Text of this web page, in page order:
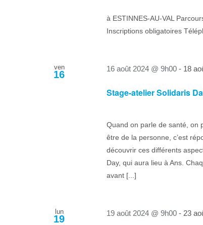
à ESTINNES-AU-VAL
Inscriptions obligatoires
ven
16
Stage-atelier Solidaris
16 août 2024 @ 9h00- 18
Quand on parle de santé, on
être de la personne, c’est
découvrir ces différents
Day, qui aura lieu à Ans.
avant [...]
lun
19
19 août 2024 @ 9h00- 23